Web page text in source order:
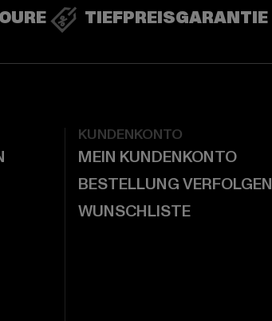
TIEFPREISGARANTIE
KUNDENKONTO
MEIN KUNDENKONTO
BESTELLUNG VERFOLGEN
WUNSCHLISTE